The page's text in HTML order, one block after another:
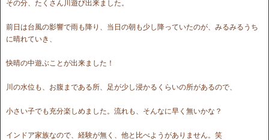
その分、たくさん川遊び出来ました。
前日は台風の影響で雨も降り、当日の朝も少し降っていたのが、みるみるうち
に晴れていき、
快晴の中遊ぶことが出来ました！
川の水位も、お腹まである所、足が少し浸かるくらいの所があるので、
小さい子でも充分楽しめました。流れも、そんなに早く無いかな？
インドア家族なので、経験が無く、他と比べようがありません。笑